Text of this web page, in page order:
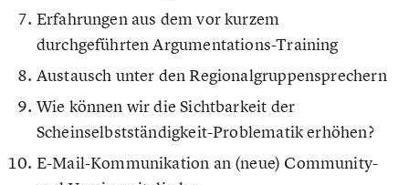
Erfahrungen aus dem vor kurzem
durchgeführten Argumentations-Training
Austausch unter den Regionalgruppensprechern
Wie können wir die Sichtbarkeit der
Scheinselbstständigkeit-Problematik erhöhen?
E-Mail-Kommunikation an (neue) Community-